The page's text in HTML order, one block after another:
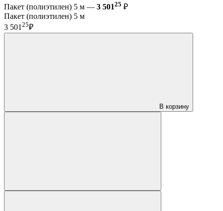
Пакет (полиэтилен) 5 м — 3 50125 ₽
Пакет (полиэтилен) 5 м
3 50125₽
В корзину